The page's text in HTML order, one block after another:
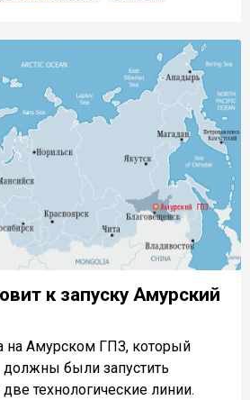
к запуску Амурский
на Амурском ГПЗ, который
должны были запустить
технологические линии.